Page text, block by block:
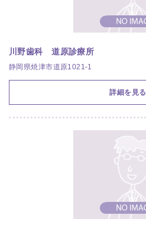
川野歯科 道原診療所
静岡県焼津市道原1021-1
詳細を見る